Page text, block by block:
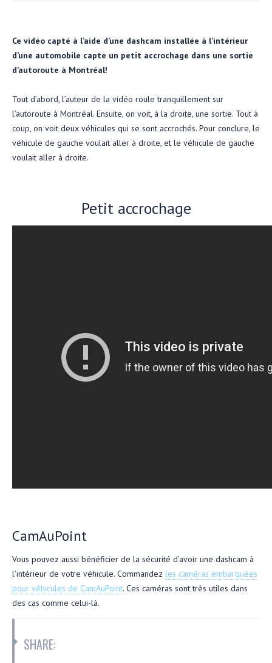
Ce vidéo capté à l’aide d’une dashcam installée à l’intérieur
d’une automobile capte un petit accrochage dans une sortie
d’autoroute à Montréal!
Tout d’abord, l’auteur de la vidéo roule tranquillement sur
l’autoroute à Montréal. Ensuite, on voit, à la droite, une sortie. Tout à
coup, on voit deux véhicules qui se sont accrochés. Pour conclure, le
véhicule de gauche voulait aller à droite, et le véhicule de gauche
voulait aller à droite.
Petit accrochage
CamAuPoint
Vous pouvez aussi bénéficier de la sécurité d’avoir une dashcam à
l’intérieur de votre véhicule. Commandez les caméras embarquées
pour véhicules de CamAuPoint. Ces caméras sont très utiles dans
des cas comme celui-là.
SHARE: